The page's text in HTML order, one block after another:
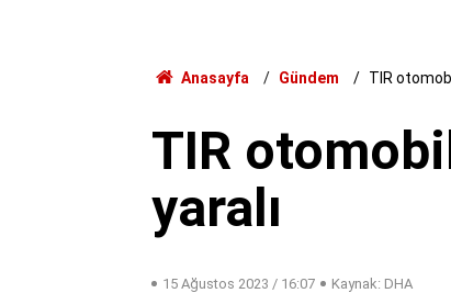
Anasayfa Gündem TIR
TIR
yaralı
15 Ağustos 2023 / 16:07 Kaynak: DHA